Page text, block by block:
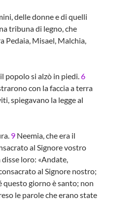
delle donne e di quelli
tribuna di legno, che
Pedaia, Misael, Malchia,
popolo si alzò in piedi.6
con la faccia a terra
spiegavano la legge al
9 Neemia, che era il
al Signore vostro
disse loro: «Andate,
al Signore nostro;
questo giorno è santo; non
le parole che erano state